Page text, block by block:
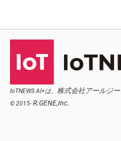
IoTNEWS AI+は、 株式会社アールジ
© 2015- R.GENE,Inc.